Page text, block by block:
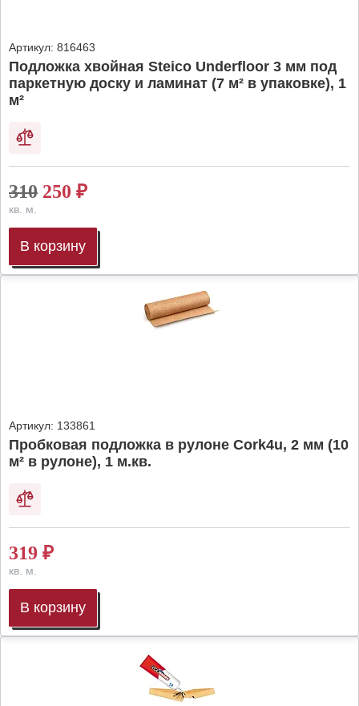
Артикул: 816463
Подложка хвойная Steico Underfloor 3 мм под
паркетную доску и ламинат (7 м² в упаковке), 1
м²
310 250 ₽
кв. м.
В корзину
Артикул: 133861
Пробковая подложка в рулоне Cork4u, 2 мм (10
м² в рулоне), 1 м.кв.
319 ₽
кв. м.
В корзину